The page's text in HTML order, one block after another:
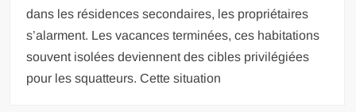
dans les résidences secondaires, les propriétaires
s’alarment. Les vacances terminées, ces habitations
souvent isolées deviennent des cibles privilégiées
pour les squatteurs. Cette situation